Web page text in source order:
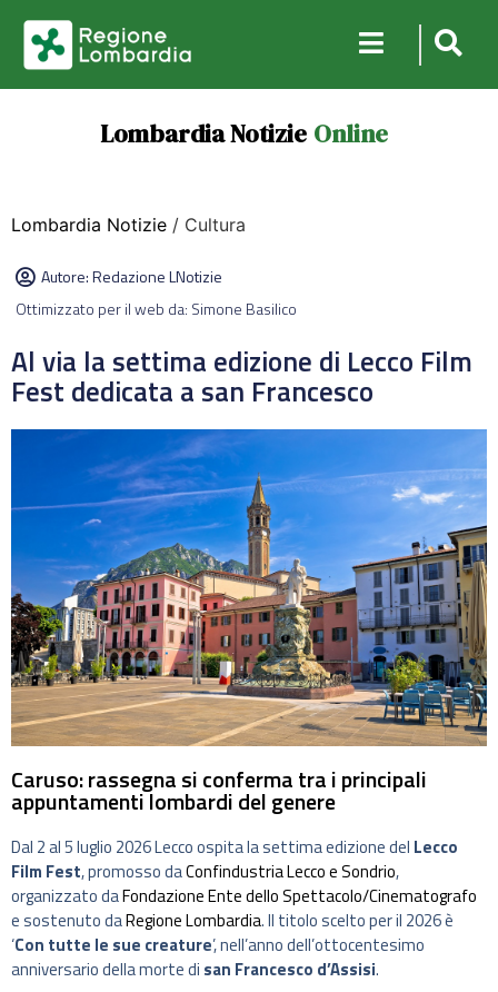
Lombardia Notizie Online
Lombardia Notizie / Cultura
Autore:Redazione LNotizie
Ottimizzato per il web da: Simone Basilico
Al via la settima edizione di Lecco Film
Fest dedicata a san Francesco
Caruso: rassegna si conferma tra i principali
appuntamenti lombardi del genere
Dal 2 al 5 luglio 2026 Lecco ospita la settima edizione del Lecco
Film Fest, promosso daConfindustria Lecco e Sondrio,
organizzato daFondazione Ente dello Spettacolo/Cinematografo
e sostenuto daRegione Lombardia. Il titolo scelto per il 2026 è
‘Con tutte le sue creature’, nell’anno dell’ottocentesimo
anniversario della morte di san Francesco d’Assisi.